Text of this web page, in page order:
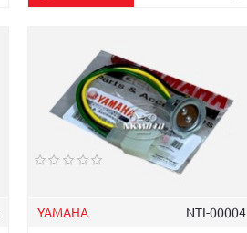
YAMAHA ΝΤΙ-00004